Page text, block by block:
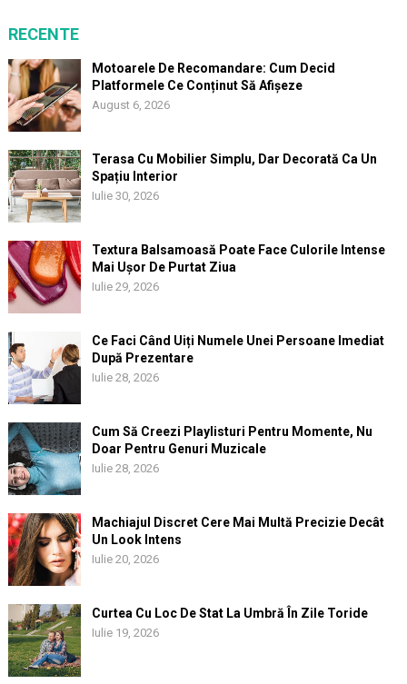
RECENTE
Motoarele De Recomandare: Cum Decid
Platformele Ce Conținut Să Afișeze
August 6, 2026
Terasa Cu Mobilier Simplu, Dar Decorată Ca Un
Spațiu Interior
Iulie 30, 2026
Textura Balsamoasă Poate Face Culorile Intense
Mai Ușor De Purtat Ziua
Iulie 29, 2026
Ce Faci Când Uiți Numele Unei Persoane Imediat
După Prezentare
Iulie 28, 2026
Cum Să Creezi Playlisturi Pentru Momente, Nu
Doar Pentru Genuri Muzicale
Iulie 28, 2026
Machiajul Discret Cere Mai Multă Precizie Decât
Un Look Intens
Iulie 20, 2026
Curtea Cu Loc De Stat La Umbră În Zile Toride
Iulie 19, 2026